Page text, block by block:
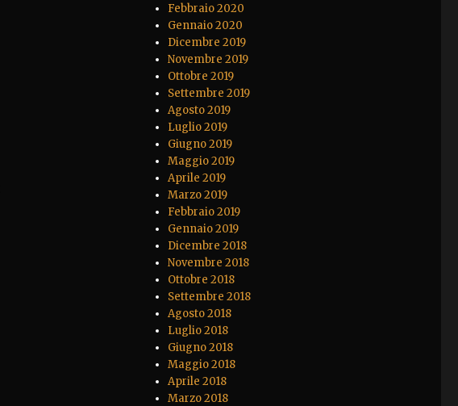
Febbraio 2020
Gennaio 2020
Dicembre 2019
Novembre 2019
Ottobre 2019
Settembre 2019
Agosto 2019
Luglio 2019
Giugno 2019
Maggio 2019
Aprile 2019
Marzo 2019
Febbraio 2019
Gennaio 2019
Dicembre 2018
Novembre 2018
Ottobre 2018
Settembre 2018
Agosto 2018
Luglio 2018
Giugno 2018
Maggio 2018
Aprile 2018
Marzo 2018